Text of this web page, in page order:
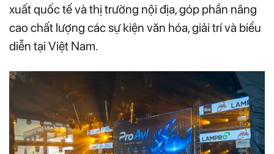
xuất quốc tế và thị trường nội địa, góp phần nâng
cao chất lượng các sự kiện văn hóa, giải trí và biểu
diễn tại Việt Nam.